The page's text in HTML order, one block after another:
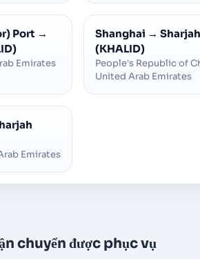
Port →
Emirates
Shanghai → Sharjah
(KHALID)
People's Republic of
United Arab Emirates
Emirates
chuyển được phục vụ